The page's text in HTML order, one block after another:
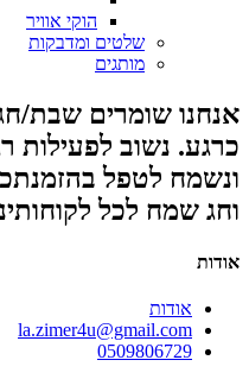
הוקי אוויר
שלטים ומדבקות
מותגים
אנחנו שומרים שבת/
כרגע. נשוב
ונשמח לטפל
וחג שמח לכל
אודות
אודות
la.zimer4u@gmail.com
0509806729